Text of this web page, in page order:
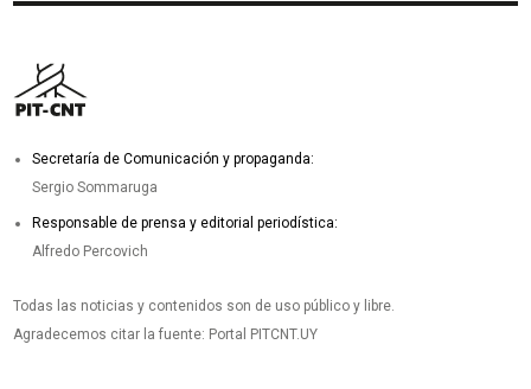
Secretaría de Comunicación y propaganda:
Sergio Sommaruga
Responsable de prensa y editorial periodística:
Alfredo Percovich
Todas las noticias y contenidos son de uso público y libre.
Agradecemos citar la fuente: Portal PITCNT.UY